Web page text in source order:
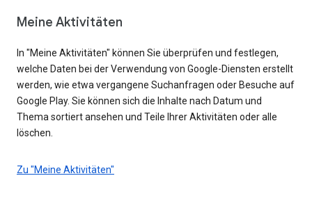
Meine Aktivitäten
In "Meine Aktivitäten" können Sie überprüfen und festlegen,
welche Daten bei der Verwendung von Google-Diensten erstellt
werden, wie etwa vergangene Suchanfragen oder Besuche auf
Google Play. Sie können sich die Inhalte nach Datum und
Thema sortiert ansehen und Teile Ihrer Aktivitäten oder alle
löschen.
Zu "Meine Aktivitäten"